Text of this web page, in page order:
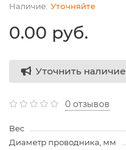
Уточняйте
0.00 руб.
Уточнить наличие
0 отзывов
Вес
Диаметр проводника, мм